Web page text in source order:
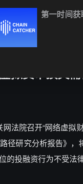
拟货币损失
法院召开“网络虚拟
径研究分析报告》
投融资行为不受法
第一时间获